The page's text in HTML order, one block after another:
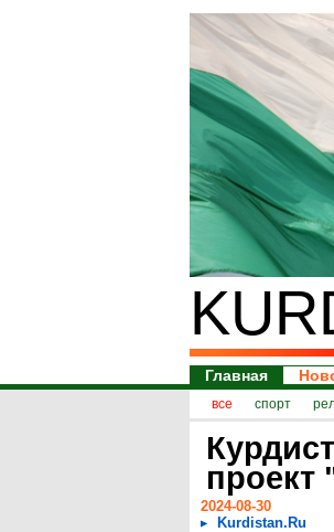
Главная
все спорт
проект
2024-08-30
Kurdistan.Ru